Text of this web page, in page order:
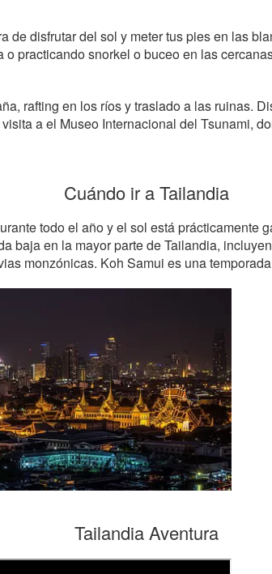
de disfrutar del sol y meter tus pies en las
practicando snorkel o buceo en las
rafting en los ríos y traslado a las ruinas.
a el Museo Internacional del Tsunami,
Cuándo ir a Tailandia
todo el año y el sol está
baja en la mayor parte de Tailandia,
monzónicas. Koh Samui es una
Tailandia Aventura